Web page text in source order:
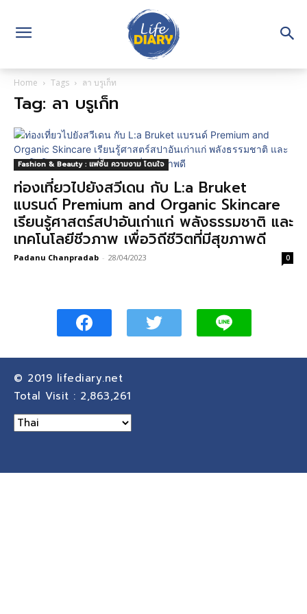
Home Tags ลา บรูเก็ท
Tag: ลา บรูเก็ท
Fashion & Beauty : แฟชั่น ความงาม โดนใจ
ท่องเที่ยวไปยังสวีเดน กับ L:a Bruket
แบรนด์ Premium and Organic Skincare
เรียนรู้ศาสตร์สปาอันเก่าแก่ พลังธรรมชาติ และ
เทคโนโลยีชีวภาพ เพื่อวิถีชีวิตที่มีสุขภาพดี
Padanu Chanpradab - 28/04/2023 0
© 2019 lifediary.net
Total Visit : 2,863,261